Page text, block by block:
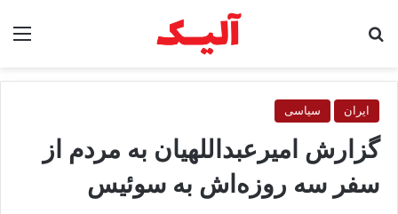
ایران سیاسی
گزارش امیرعبداللهیان به مردم از
سفر سه روزه‌اش به سوئیس